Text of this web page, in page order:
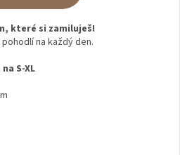
které si zamiluješ!
na každý den.
S-XL